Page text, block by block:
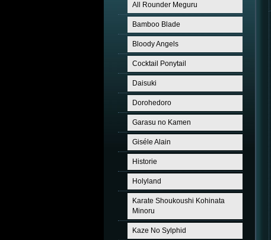
All Rounder Meguru
Bamboo Blade
Bloody Angels
Cocktail Ponytail
Daisuki
Dorohedoro
Garasu no Kamen
Giséle Alain
Historie
Holyland
Karate Shoukoushi Kohinata
Minoru
Kaze No Sylphid